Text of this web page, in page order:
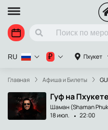
Пхукет
RU ₽
Главная Афиша и Билеты
Гуф на
Шаман (Shaman
18 июл.
22:00